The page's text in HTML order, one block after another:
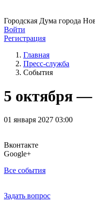
Городская Дума города
Войти
Регистрация
Главная
Пресс-служба
События
5 октября —
01 января 2027 03:00
Вконтакте
Google+
Все события
Задать вопрос